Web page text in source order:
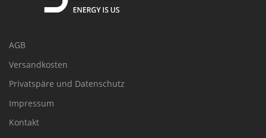
AGB
Versandkosten
Privatspäre und Datenschutz
Impressum
Kontakt